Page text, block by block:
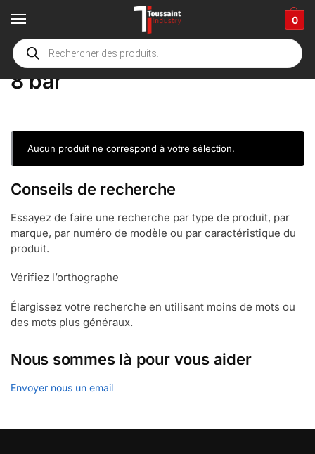
0
Accueil boutique / Product Druk
8 bar
Aucun produit ne correspond à votre sélection.
Conseils de recherche
Essayez de faire une recherche par type de produit, par
marque, par numéro de modèle ou par caractéristique du
produit.
Vérifiez l’orthographe
Élargissez votre recherche en utilisant moins de mots ou
des mots plus généraux.
Nous sommes là pour vous aider
Envoyer nous un email